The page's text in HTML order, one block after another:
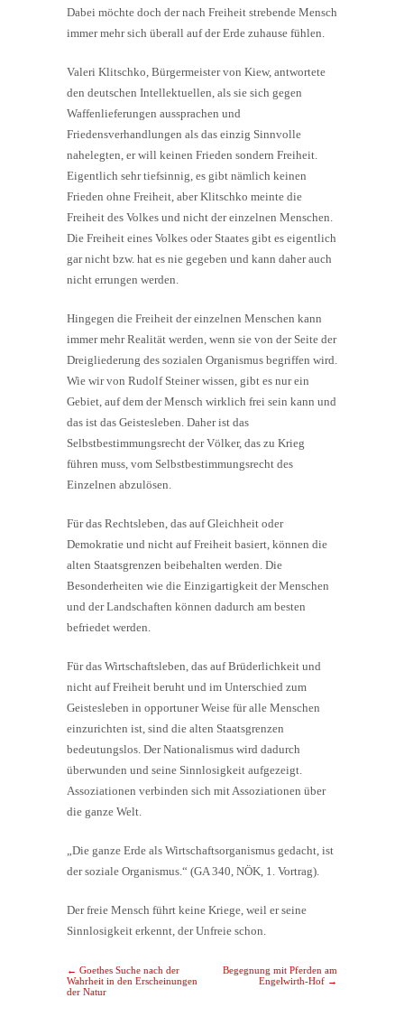
Dabei möchte doch der nach Freiheit strebende Mensch
immer mehr sich überall auf der Erde zuhause fühlen.
Valeri Klitschko, Bürgermeister von Kiew, antwortete
den deutschen Intellektuellen, als sie sich gegen
Waffenlieferungen aussprachen und
Friedensverhandlungen als das einzig Sinnvolle
nahelegten, er will keinen Frieden sondern Freiheit.
Eigentlich sehr tiefsinnig, es gibt nämlich keinen
Frieden ohne Freiheit, aber Klitschko meinte die
Freiheit des Volkes und nicht der einzelnen Menschen.
Die Freiheit eines Volkes oder Staates gibt es eigentlich
gar nicht bzw. hat es nie gegeben und kann daher auch
nicht errungen werden.
Hingegen die Freiheit der einzelnen Menschen kann
immer mehr Realität werden, wenn sie von der Seite der
Dreigliederung des sozialen Organismus begriffen wird.
Wie wir von Rudolf Steiner wissen, gibt es nur ein
Gebiet, auf dem der Mensch wirklich frei sein kann und
das ist das Geistesleben. Daher ist das
Selbstbestimmungsrecht der Völker, das zu Krieg
führen muss, vom Selbstbestimmungsrecht des
Einzelnen abzulösen.
Für das Rechtsleben, das auf Gleichheit oder
Demokratie und nicht auf Freiheit basiert, können die
alten Staatsgrenzen beibehalten werden. Die
Besonderheiten wie die Einzigartigkeit der Menschen
und der Landschaften können dadurch am besten
befriedet werden.
Für das Wirtschaftsleben, das auf Brüderlichkeit und
nicht auf Freiheit beruht und im Unterschied zum
Geistesleben in opportuner Weise für alle Menschen
einzurichten ist, sind die alten Staatsgrenzen
bedeutungslos. Der Nationalismus wird dadurch
überwunden und seine Sinnlosigkeit aufgezeigt.
Assoziationen verbinden sich mit Assoziationen über
die ganze Welt.
„Die ganze Erde als Wirtschaftsorganismus gedacht, ist
der soziale Organismus.“ (GA 340, NÖK, 1. Vortrag).
Der freie Mensch führt keine Kriege, weil er seine
Sinnlosigkeit erkennt, der Unfreie schon.
Post navigation
← Goethes Suche nach der
Wahrheit in den Erscheinungen
der Natur
Begegnung mit Pferden am
Engelwirth-Hof →